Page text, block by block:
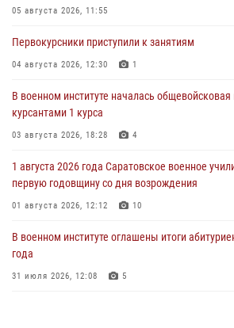
05 августа 2026, 11:55
Первокурсники приступили к занятиям
04 августа 2026, 12:30 1
В военном институте началась общевойсковая
курсантами 1 курса
03 августа 2026, 18:28 4
1 августа 2026 года Саратовское военное
первую годовщину со дня возрождения
01 августа 2026, 12:12 10
В военном институте оглашены итоги
года
31 июля 2026, 12:08 5